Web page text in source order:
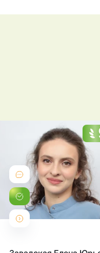
Отзывы
Записаться
Подробнее